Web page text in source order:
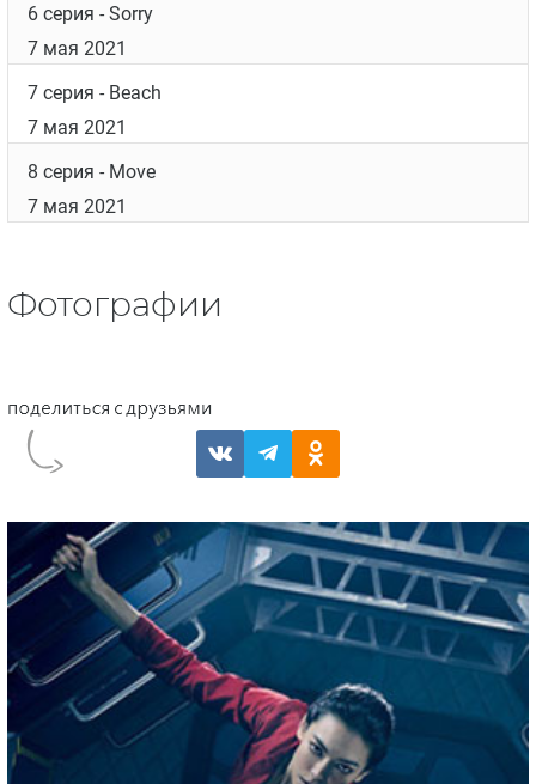
6 серия - Sorry
7 мая 2021
7 серия - Beach
7 мая 2021
8 серия - Move
7 мая 2021
Фотографии